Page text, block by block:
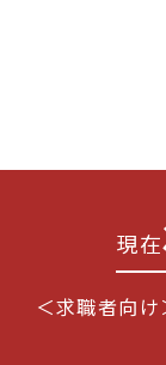
現在
＜求職者向